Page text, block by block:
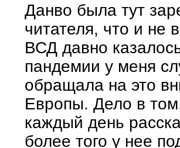
Данво была тут
читателя, что и
ВСД давно
пандемии у меня
обращала на это
Европы. Дело в
каждый день
более того у нее